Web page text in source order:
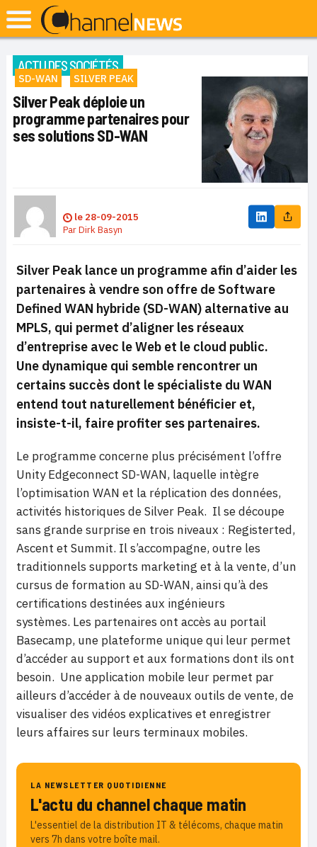
ACTU DES SOCIÉTÉS
SD-WAN SILVER PEAK
Silver Peak déploie un
programme partenaires pour
ses solutions SD-WAN
le 28-09-2015
ParDirk Basyn
Silver Peak lance un programme afin d’aider les
partenaires à vendre son offre de Software
Defined WAN hybride (SD-WAN) alternative au
MPLS, qui permet d’aligner les réseaux
d’entreprise avec le Web et le cloud public.
Une dynamique qui semble rencontrer un
certains succès dont le spécialiste du WAN
entend tout naturellement bénéficier et,
insiste-t-il, faire profiter ses partenaires.
Le programme concerne plus précisément l’offre
Unity Edgeconnect SD-WAN, laquelle intègre
l’optimisation WAN et la réplication des données,
activités historiques de Silver Peak. Il se découpe
sans grande surprise en trois niveaux : Registerted,
Ascent et Summit. Il s’accompagne, outre les
traditionnels supports marketing et à la vente, d’un
cursus de formation au SD-WAN, ainsi qu’à des
certifications destinées aux ingénieurs
systèmes. Les partenaires ont accès au portail
Basecamp, une plateforme unique qui leur permet
d’accéder au support et aux formations dont ils ont
besoin. Une application mobile leur permet par
ailleurs d’accéder à de nouveaux outils de vente, de
visualiser des vidéos explicatives et enregistrer
leurs affaires sur leurs terminaux mobiles.
LA NEWSLETTER QUOTIDIENNE
L'actu du channel chaque matin
L'essentiel de la distribution IT & télécoms, chaque matin
vers 7h dans votre boîte mail.